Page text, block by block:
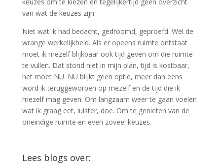
van wat de keuzes zijn.
Niet wat ik had bedacht, gedroomd, geproefd. Wel de
wrange werkelijkheid. Als er opeens ruimte ontstaat
moet ik mezelf blijkbaar ook tijd geven om die ruimte
te vullen. Dat stond niet in mijn plan, tijd is kostbaar,
het moet NU. NU blijkt geen optie, meer dan eens
word ik teruggeworpen op mezelf en de tijd die ik
mezelf mag geven. Om langzaam weer te gaan voelen
wat ik graag eet, luister, doe. Om te genieten van de
oneindige ruimte en even zoveel keuzes.
Lees blogs over: